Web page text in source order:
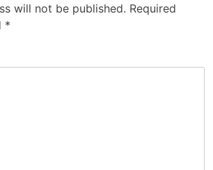
will not be published. Required
*